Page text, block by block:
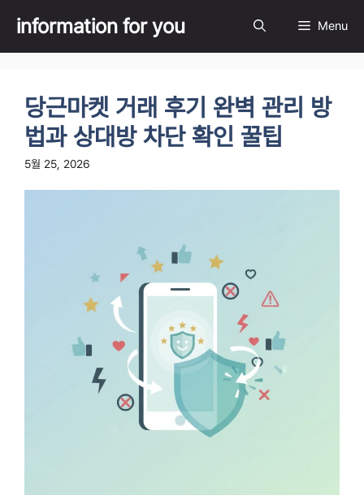
content
information for you Menu
당근마켓 거래 후기 완벽 관리 방
법과 상대방 차단 확인 꿀팁
5월 25, 2026